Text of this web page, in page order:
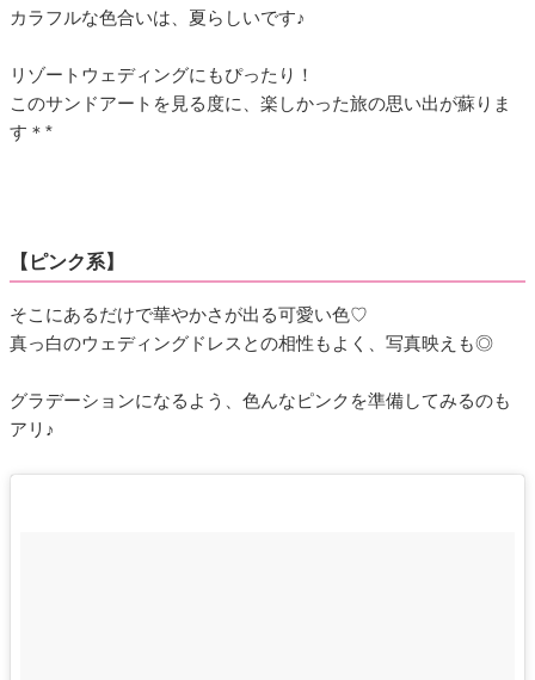
カラフルな色合いは、夏らしいです♪
リゾートウェディングにもぴったり！
このサンドアートを見る度に、楽しかった旅の思い出が蘇りま
す＊*
【ピンク系】
そこにあるだけで華やかさが出る可愛い色♡
真っ白のウェディングドレスとの相性もよく、写真映えも◎
グラデーションになるよう、色んなピンクを準備してみるのも
アリ♪